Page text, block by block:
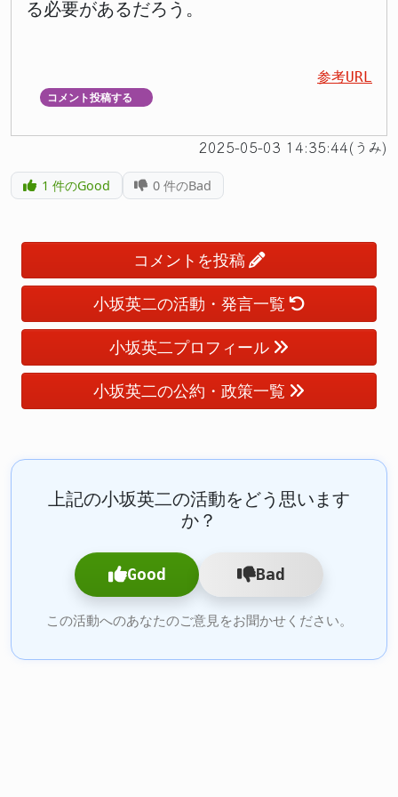
る必要があるだろう。
参考URL
コメント投稿する
2025-05-03 14:35:44(うみ)
1 件のGood 0 件のBad
コメントを投稿
小坂英二の活動・発言一覧
小坂英二プロフィール
小坂英二の公約・政策一覧
上記の小坂英二の活動をどう思います
か？
Good Bad
この活動へのあなたのご意見をお聞かせください。